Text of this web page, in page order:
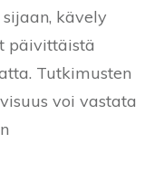
kävely
päivittäistä
Tutkimusten
voi vastata